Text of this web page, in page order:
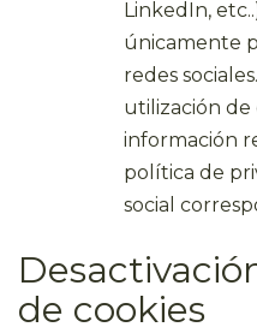
LinkedIn,
únicamente
redes
utilización de
información
política de
social
de cookies